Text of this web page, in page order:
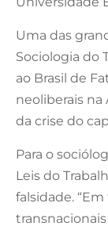
Uma das
Sociologia do
ao Brasil de
neoliberais
da crise do
Para o
Leis do
falsidade.